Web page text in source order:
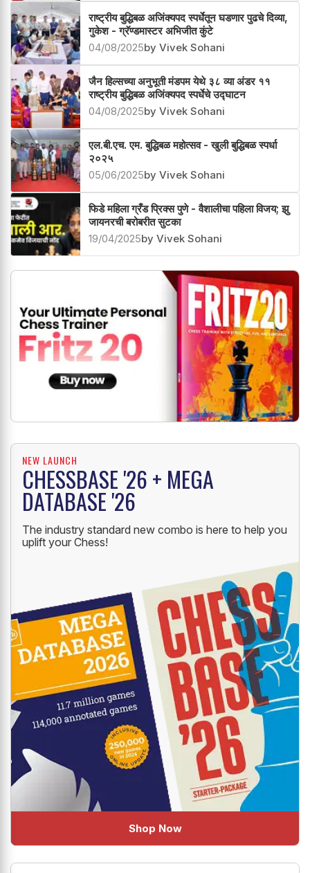
राष्ट्रीय बुद्धिबळ अजिंक्यपद स्पर्धेतून घडणार पुढचे दिव्या,
गुकेश - ग्रॅण्डमास्टर अभिजीत कुंटे
04/08/2025by Vivek Sohani
जैन हिल्सच्या अनुभूती मंडपम येथे ३८ व्या अंडर ११
राष्ट्रीय बुद्धिबळ अजिंक्यपद स्पर्धेचे उद्घाटन
04/08/2025by Vivek Sohani
एल.बी.एच. एम. बुद्धिबळ महोत्सव - खुली बुद्धिबळ स्पर्धा
२०२५
05/06/2025by Vivek Sohani
फिडे महिला ग्रँड प्रिक्स पुणे - वैशालीचा पहिला विजय; झु
जायनरची बरोबरीत सुटका
19/04/2025by Vivek Sohani
NEW LAUNCH
CHESSBASE '26 + MEGA
DATABASE '26
The industry standard new combo is here to help you
uplift your Chess!
Shop Now